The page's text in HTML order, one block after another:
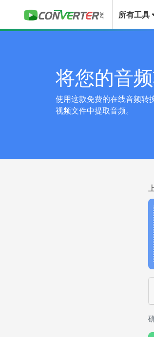
所有工具
将您的音
使用这款免费的在线音频转
视频文件中提取音频。